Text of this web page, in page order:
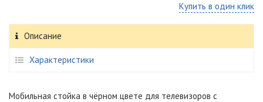
Купить в один клик
Описание
Характеристики
Мобильная стойка в чёрном цвете для телевизоров с